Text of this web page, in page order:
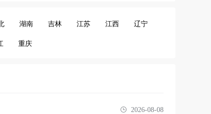
湖南 吉林 江苏 江西 辽宁
重庆
2026-08-08